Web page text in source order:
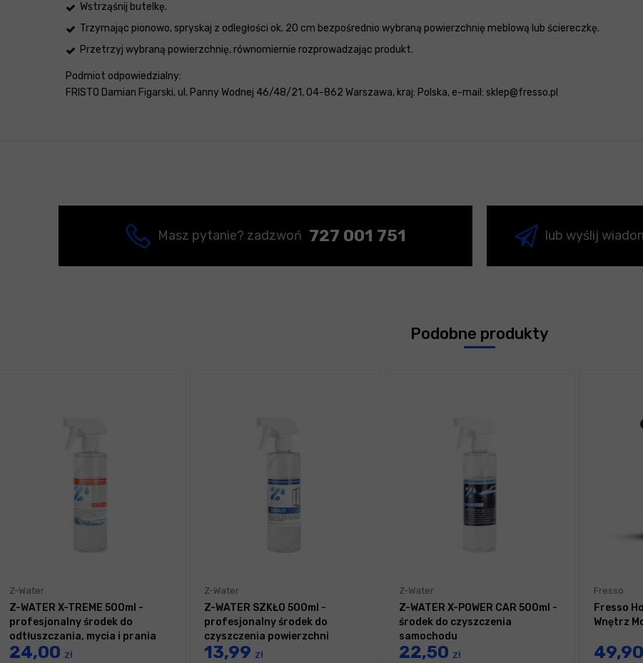
Wstrząśnij butelkę.
Trzymając pionowo, spryskaj z odległości ok. 20 cm bezpośrednio wybraną powierzchnię meblową lub ściereczkę.
Przetrzyj wybraną powierzchnię, równomiernie rozprowadzając produkt.
Podmiot odpowiedzialny:
FRISTO Damian Figarski, ul. Panny Wodnej 46/48/21, 04-862 Warszawa, kraj: Polska, e-mail: sklep@fresso.pl
Masz pytanie? zadzwoń 727 001 751 lub wyślij
Podobne produkty
Z-Water
Z-WATER X-TREME 500ml -
profesjonalny środek do
odtłuszczania, mycia i prania
24,00 zł
Z-Water
Z-WATER SZKŁO 500ml -
profesjonalny środek do
czyszczenia powierzchni
szklanych
13,99 zł
Z-Water
Z-WATER X-POWER CAR 500ml -
środek do czyszczenia
samochodu
22,50 zł
Fresso
Fresso
Wnętrz
49,90